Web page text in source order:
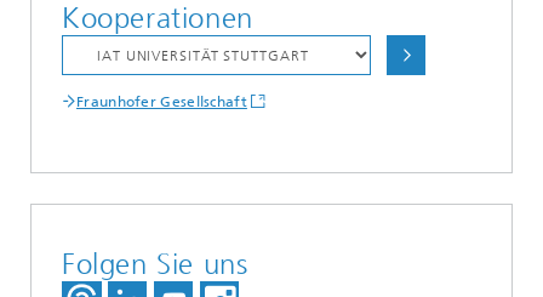
Kooperationen
Fraunhofer Gesellschaft
Folgen Sie uns